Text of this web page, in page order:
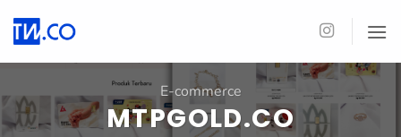
E-commerce
MTPGOLD.CO